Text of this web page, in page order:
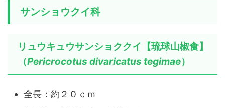
サンショウクイ科
リュウキュウサンショククイ【琉球山椒食】
（Pericrocotus divaricatus tegimae）
全長：約２０ｃｍ